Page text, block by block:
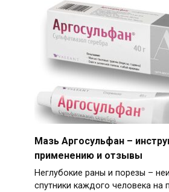
Мазь Аргосульфан –
применению и отзывы
Неглубокие раны и порезы –
спутники каждого человека на